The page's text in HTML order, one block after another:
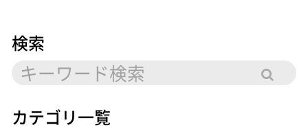
検索
カテゴリ一覧